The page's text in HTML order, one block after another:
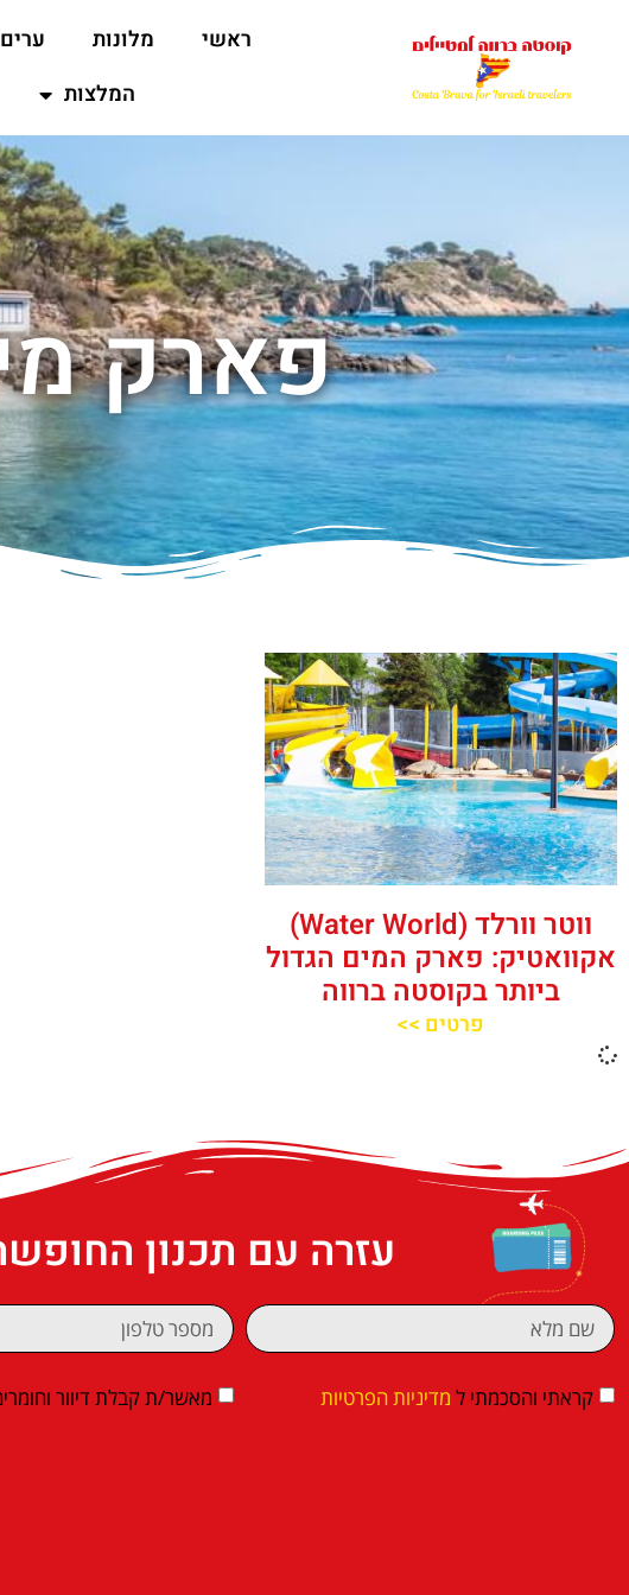
ראשי מלונות ערים
המלצות
פארק
ווטר וורלד (Water World)
אקוואטיק: פארק המים הגדול
ביותר בקוסטה ברווה
פרטים >>
עזרה עם תכנון
קראתי והסכמתי ל מדיניות הפרטיות מאשר/ת קבלת דיוור